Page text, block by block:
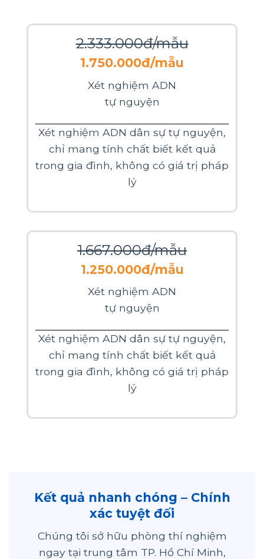
2.333.000đ/mẫu
1.750.000đ/mẫu
Xét nghiệm ADN
tự nguyện
Xét nghiệm ADN dân sự tự nguyện,
chỉ mang tính chất biết kết quả
trong gia đình, không có giá trị pháp
lý
1.667.000đ/mẫu
1.250.000đ/mẫu
Xét nghiệm ADN
tự nguyện
Xét nghiệm ADN dân sự tự nguyện,
chỉ mang tính chất biết kết quả
trong gia đình, không có giá trị pháp
lý
Kết quả nhanh chóng – Chính
xác tuyệt đối
Chúng tôi sở hữu phòng thí nghiệm
ngay tại trung tâm TP. Hồ Chí Minh,